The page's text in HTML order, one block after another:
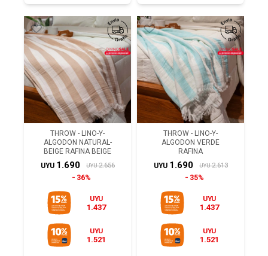
THROW - LINO-Y-
ALGODON NATURAL-
BEIGE RAFINA BEIGE
UYU 1.690 UYU 2.656
36%
UYU
1.437
UYU
1.521
THROW - LINO-Y-
ALGODON VERDE
RAFINA
UYU 1.690 UYU 2.613
35%
UYU
1.437
UYU
1.521